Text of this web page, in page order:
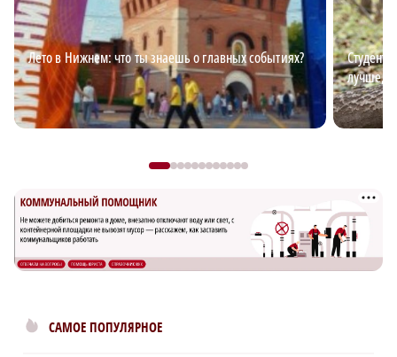
Лето в Нижнем: что ты знаешь о главных событиях?
лучше,
САМОЕ ПОПУЛЯРНОЕ